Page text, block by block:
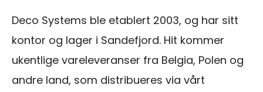
Deco Systems ble etablert 2003, og har sitt
kontor og lager i Sandefjord. Hit kommer
ukentlige vareleveranser fra Belgia, Polen og
andre land, som distribueres via vårt